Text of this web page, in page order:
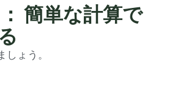
簡単な計算で
ょう。